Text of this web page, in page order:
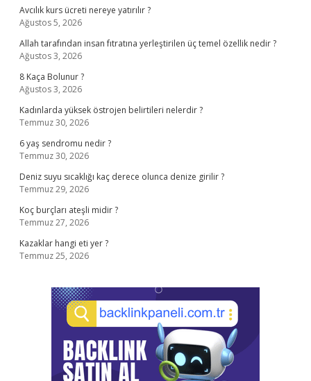
Avcılık kurs ücreti nereye yatırılır ?
Ağustos 5, 2026
Allah tarafından insan fıtratına yerleştirilen üç temel özellik nedir ?
Ağustos 3, 2026
8 Kaça Bolunur ?
Ağustos 3, 2026
Kadınlarda yüksek östrojen belirtileri nelerdir ?
Temmuz 30, 2026
6 yaş sendromu nedir ?
Temmuz 30, 2026
Deniz suyu sıcaklığı kaç derece olunca denize girilir ?
Temmuz 29, 2026
Koç burçları ateşli midir ?
Temmuz 27, 2026
Kazaklar hangi eti yer ?
Temmuz 25, 2026